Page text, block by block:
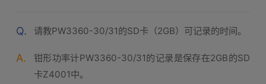
Q. 请教PW3360-30/31的SD卡（2GB）可记录的时间。
A.
钳形功率计PW3360-30/31的记录是保存在2GB的SD
卡Z4001中。